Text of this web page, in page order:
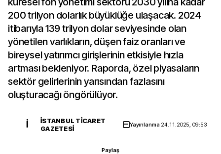
200 trilyon dolarlık büyüklüğe ulaşacak. 2024
itibarıyla 139 trilyon dolar seviyesinde olan
yönetilen varlıkların, düşen faiz oranları ve
bireysel yatırımcı girişlerinin etkisiyle hızla
artması bekleniyor. Raporda, özel piyasaların
sektör gelirlerinin yarısından fazlasını
oluşturacağı öngörülüyor.
İ
İSTANBUL TICARET
GAZETESI
Yayınlanma 24.11.2025, 09:53
Paylaş